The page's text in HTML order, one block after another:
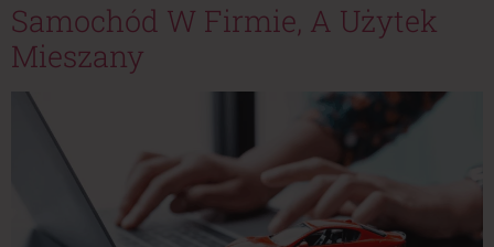
Samochód W Firmie, A Użytek
Mieszany